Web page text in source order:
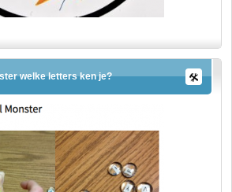
welke letters ken je?